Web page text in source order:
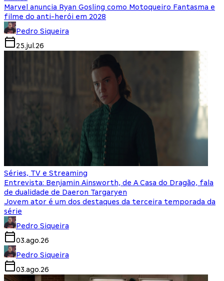
Marvel anuncia Ryan Gosling como Motoqueiro Fantasma e
filme do anti-herói em 2028
Pedro Siqueira
25.jul.26
Séries, TV e Streaming
Entrevista: Benjamin Ainsworth, de A Casa do Dragão, fala
de dualidade de Daeron Targaryen
Jovem ator é um dos destaques da terceira temporada da
série
Pedro Siqueira
03.ago.26
Pedro Siqueira
03.ago.26